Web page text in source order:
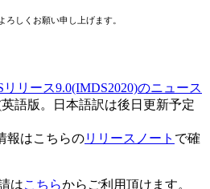
ろしくお願い申し上げます。
リリース9.0(IMDS2020)のニュース
語版。日本語訳は後日更新予定
報はこちらのリリースノート で確
はこちらからご利用頂けます。